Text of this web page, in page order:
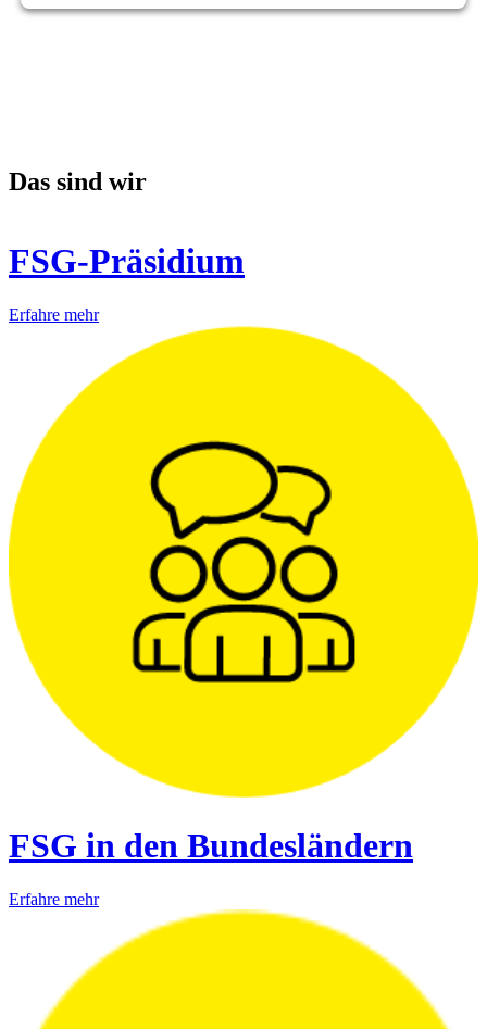
Das sind wir
FSG-Präsidium
Erfahre mehr
FSG in den Bundesländern
Erfahre mehr